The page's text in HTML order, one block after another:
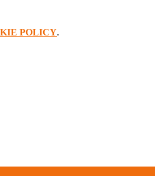
POLICY.